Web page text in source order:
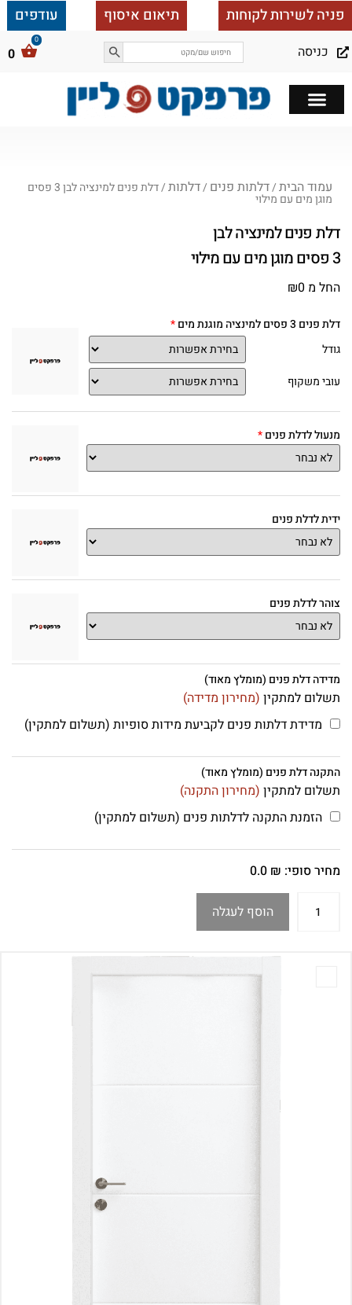
פניה לשירות לקוחות תיאום איסוף עודפים
0 כניסה
עמוד הבית/דלתות פנים /דלתות / דלת פנים למינציה לבן 3 פסים
מוגן מים עם מילוי
דלת פנים למינציה לבן
3 פסים מוגן מים עם מילוי
החל מ ₪0
דלת פנים 3 פסים למינציה מוגנת מים
גודל
עובי משקוף
מנעול לדלת פנים
ידית לדלת פנים
צוהר לדלת פנים
מדידה דלת פנים (מומלץ מאוד)
תשלום למתקין (מחירון מדידה)
מדידת דלתות פנים לקביעת מידות סופיות (תשלום למתקין)
התקנה דלת פנים (מומלץ מאוד)
תשלום למתקין (מחירון התקנה)
הזמנת התקנה לדלתות פנים (תשלום למתקין)
מחיר סופי: ₪
הוסף לעגלה